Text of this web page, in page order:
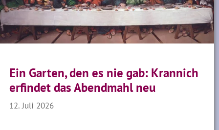
Ein Garten, den es nie gab: Krannich
erfindet das Abendmahl neu
12. Juli 2026